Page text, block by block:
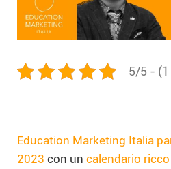
5/5 - (1
Education Marketing Italia
2023 con un calendario